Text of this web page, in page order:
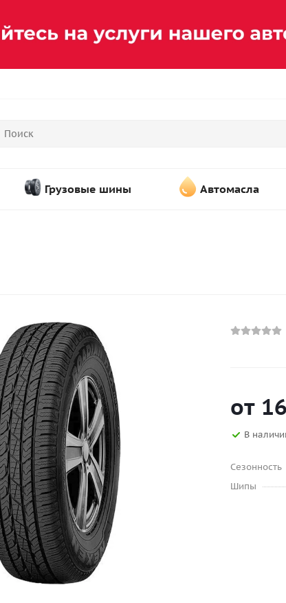
Грузовые шины Автомасла
от
В
Сезонность
Шипы